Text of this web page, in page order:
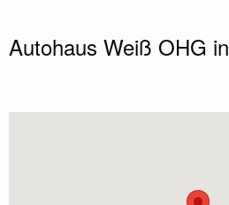
Autohaus Weiß OHG